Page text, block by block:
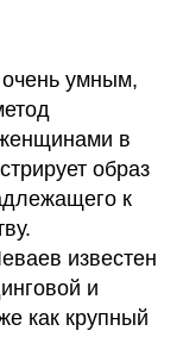
умным,
в
образ
к
известен
и
как крупный